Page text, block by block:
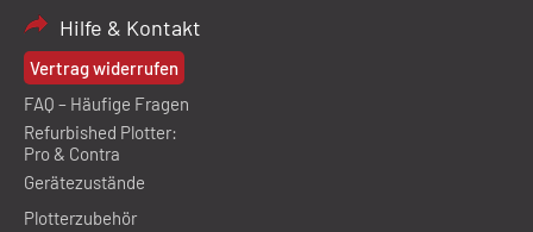
Hilfe & Kontakt
Vertrag widerrufen
FAQ – Häufige Fragen
Refurbished Plotter:
Pro & Contra
Gerätezustände
Plotterzubehör